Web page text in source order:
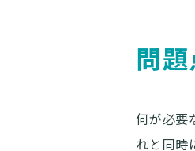
問
何が必要
れと同時